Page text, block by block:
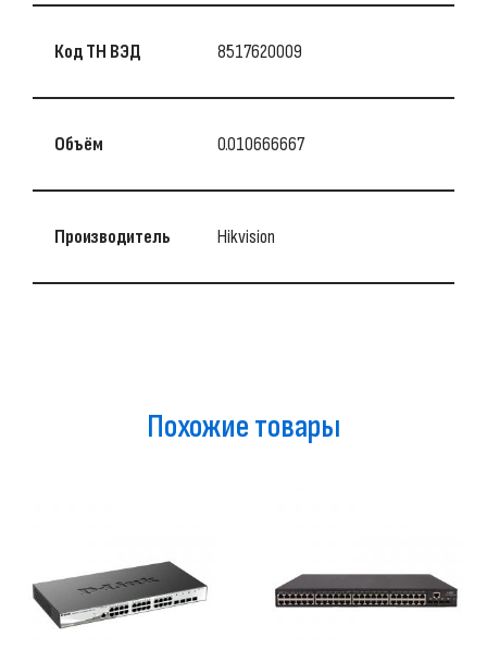
Код ТН ВЭД 8517620009
Объём 0.010666667
Производитель Hikvision
Похожие товары